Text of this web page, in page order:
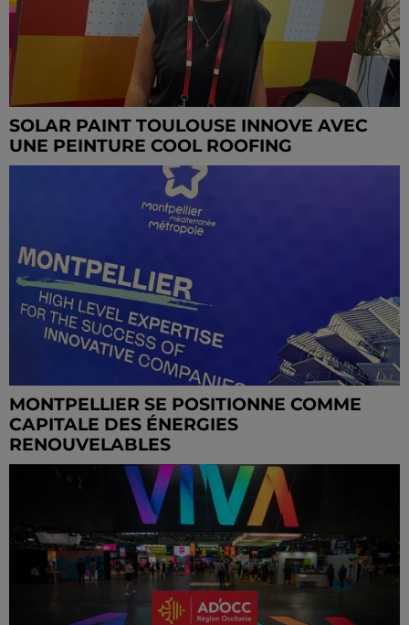
SOLAR PAINT TOULOUSE INNOVE AVEC
UNE PEINTURE COOL ROOFING
MONTPELLIER SE POSITIONNE COMME
CAPITALE DES ÉNERGIES
RENOUVELABLES